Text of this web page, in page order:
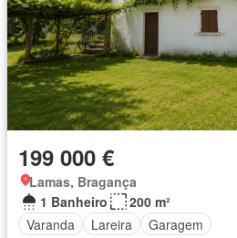
199 000 €
Lamas, Bragança
1 Banheiro
200 m²
Varanda
Lareira Garagem